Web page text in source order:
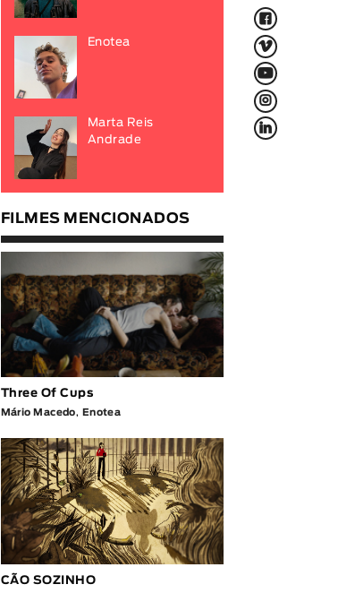
F
V
Q
L
f
Enotea
Marta Reis
Andrade
FILMES MENCIONADOS
Three Of Cups
Mário Macedo, Enotea
CÃO SOZINHO